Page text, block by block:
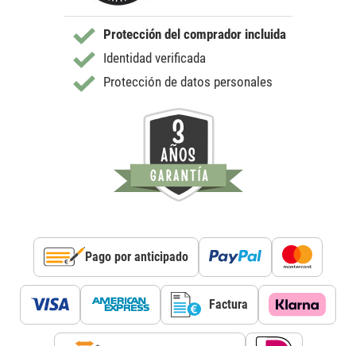
Protección del comprador incluida
Identidad verificada
Protección de datos personales
Pago por anticipado
Factura